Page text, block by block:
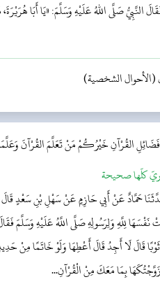
صَلَّى اللهُ عَلَيْهِ وَسَلَّمَ: «يَا أَبَا هُرَيْرَةَ،
(الأحوال الشخصية)
القُرْآنِخَيْرُكُمْ مَنْ تَعَلَّمَ القُرْآنَ
كلّها صحيحة
حَمَّادٌ عَنْ أَبِي حَازِمٍ عَنْ سَهْلِ بْنِ سَعْدٍ قَالَ
نَفْسَهَا لِلَّهِ وَلِرَسُولِهِ صَلَّى اللَّهُ عَلَيْهِ وَسَلَّمَ
قَالَ لَا أَجِدُ قَالَ أَعْطِهَا وَلَوْ خَاتَمًا مِنْ
بِمَا مَعَكَ مِنْ الْقُرْآنِ...